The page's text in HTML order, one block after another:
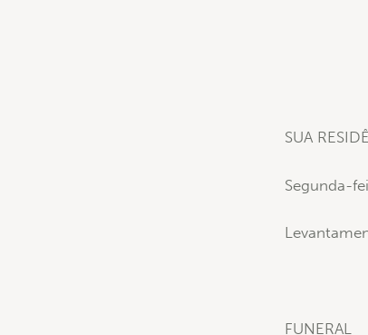
SUA
Segunda-
FUNERAL